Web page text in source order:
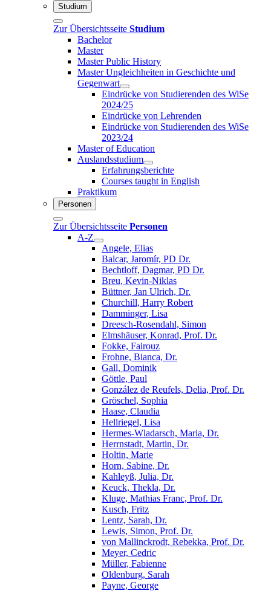
Studium
Zur Übersichtsseite Studium
Bachelor
Master
Master Public History
Master Ungleichheiten in Geschichte und
Gegenwart
Eindrücke von Studierenden des WiSe
2024/25
Eindrücke von Lehrenden
Eindrücke von Studierenden des WiSe
2023/24
Master of Education
Auslandsstudium
Erfahrungsberichte
Courses taught in English
Praktikum
Personen
Zur Übersichtsseite Personen
A-Z
Angele, Elias
Balcar, Jaromír, PD Dr.
Bechtloff, Dagmar, PD Dr.
Breu, Kevin-Niklas
Büttner, Jan Ulrich, Dr.
Churchill, Harry Robert
Damminger, Lisa
Dreesch-Rosendahl, Simon
Elmshäuser, Konrad, Prof. Dr.
Fokke, Fairouz
Frohne, Bianca, Dr.
Gall, Dominik
Göttle, Paul
González de Reufels, Delia, Prof. Dr.
Gröschel, Sophia
Haase, Claudia
Hellriegel, Lisa
Hermes-Wladarsch, Maria, Dr.
Herrnstadt, Martin, Dr.
Holtin, Marie
Horn, Sabine, Dr.
Kahleyß, Julia, Dr.
Keuck, Thekla, Dr.
Kluge, Mathias Franc, Prof. Dr.
Kusch, Fritz
Lentz, Sarah, Dr.
Lewis, Simon, Prof. Dr.
von Mallinckrodt, Rebekka, Prof. Dr.
Meyer, Cedric
Müller, Fabienne
Oldenburg, Sarah
Payne, George